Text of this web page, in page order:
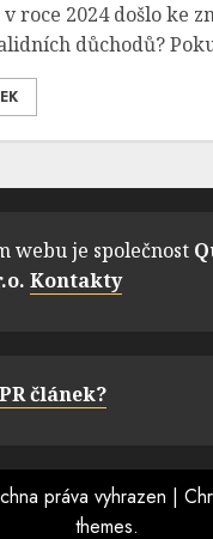
roce 2024 došlo ke
důchodů?
webu je společnost
Kontakty
článek?
práva vyhrazen |
themes.